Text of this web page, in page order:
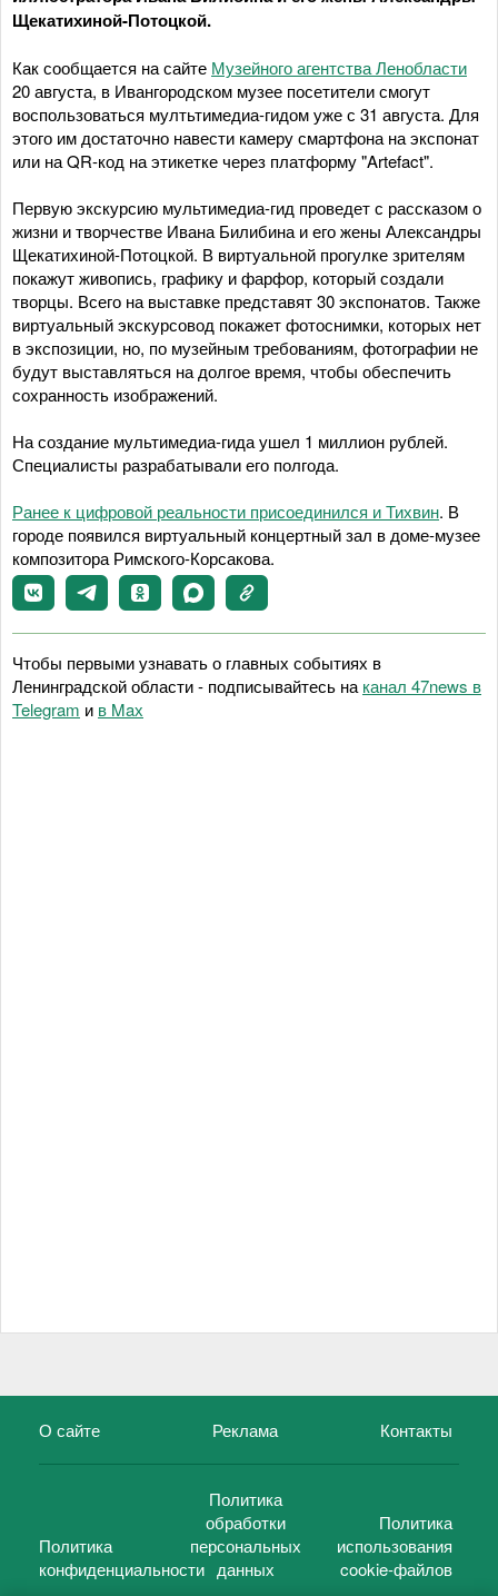
Щекатихиной-Потоцкой.
Как сообщается на сайте Музейного агентства Ленобласти
20 августа, в Ивангородском музее посетители смогут
воспользоваться мултьтимедиа-гидом уже с 31 августа. Для
этого им достаточно навести камеру смартфона на экспонат
или на QR-код на этикетке через платформу "Artefact".
Первую экскурсию мультимедиа-гид проведет с рассказом о
жизни и творчестве Ивана Билибина и его жены Александры
Щекатихиной-Потоцкой. В виртуальной прогулке зрителям
покажут живопись, графику и фарфор, который создали
творцы. Всего на выставке представят 30 экспонатов. Также
виртуальный экскурсовод покажет фотоснимки, которых нет
в экспозиции, но, по музейным требованиям, фотографии не
будут выставляться на долгое время, чтобы обеспечить
сохранность изображений.
На создание мультимедиа-гида ушел 1 миллион рублей.
Специалисты разрабатывали его полгода.
Ранее к цифровой реальности присоединился и Тихвин. В
городе появился виртуальный концертный зал в доме-музее
композитора Римского-Корсакова.
Чтобы первыми узнавать о главных событиях в
Ленинградской области - подписывайтесь на канал 47news в
Telegram и в Maх
О сайте Реклама Контакты
Политика
конфиденциальности
Политика
обработки
персональных
данных
Политика
использования
cookie-файлов